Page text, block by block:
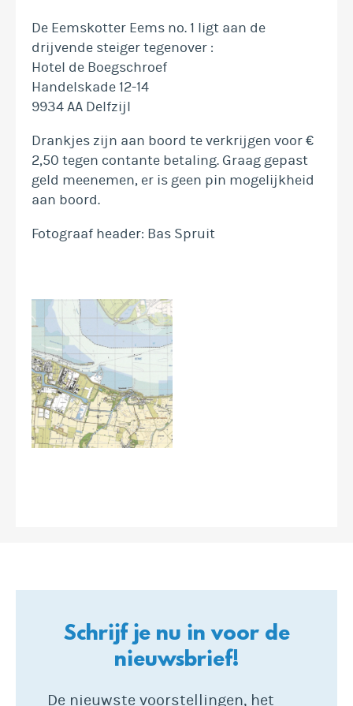
De Eemskotter Eems no. 1 ligt aan de
drijvende steiger tegenover :
Hotel de Boegschroef
Handelskade 12-14
9934 AA Delfzijl
Drankjes zijn aan boord te verkrijgen voor €
2,50 tegen contante betaling. Graag gepast
geld meenemen, er is geen pin mogelijkheid
aan boord.
Fotograaf header: Bas Spruit
Schrijf je nu in voor de
nieuwsbrief!
De nieuwste voorstellingen, het